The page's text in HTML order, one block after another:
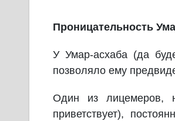
Проницательность
У Умар-асхаба (да
позволяло ему
Один из лицемеров,
приветствует),